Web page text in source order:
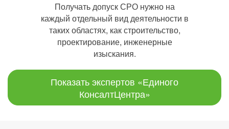
Получать допуск СРО нужно на
каждый отдельный вид деятельности в
таких областях, как строительство,
проектирование, инженерные
изыскания.
Показать экспертов «Единого
КонсалтЦентра»